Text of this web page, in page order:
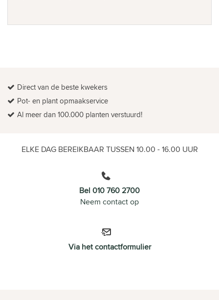
Direct van de beste kwekers
Pot- en plant opmaakservice
Al meer dan 100.000 planten verstuurd!
ELKE DAG BEREIKBAAR TUSSEN 10.00 - 16.00 UUR
Bel 010 760 2700
Neem contact op
Via het contactformulier